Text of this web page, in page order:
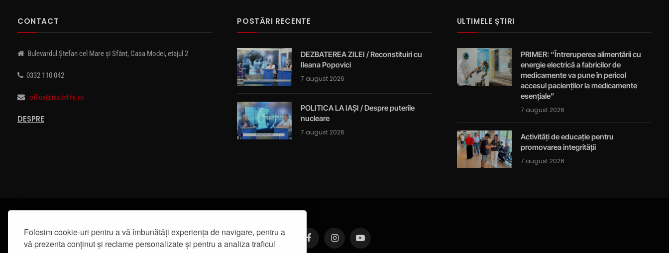
Folosim cookie-uri pentru a vă îmbunătăți experiența de navigare, pentru a
vă prezenta conținut și reclame personalizate și pentru a analiza traficul
CONTACT
Bulevardul Ștefan cel Mare și Sfânt, Casa Modei, etajul 2
0332 110 042
office@iasitvlife.ro
DESPRE
POSTĂRI RECENTE
DEZBATEREA ZILEI / Reconstituiri cu
Ileana Popovici
7 august 2026
POLITICA LA IAȘI / Despre puterile
nucleare
7 august 2026
ULTIMELE ȘTIRI
PRIMER: “Întreruperea alimentării cu
energie electrică a fabricilor de
medicamente va pune în pericol
accesul pacienților la medicamente
esențiale”
7 august 2026
Activități de educație pentru
promovarea integrității
7 august 2026
FacebookInstagramYouTube